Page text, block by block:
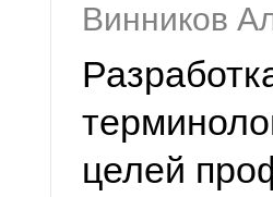
Винников
целей